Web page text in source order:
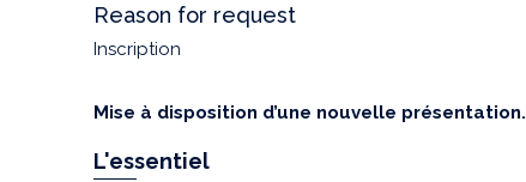
Reason for request
Inscription
Mise à disposition d’une nouvelle présentation.
L'essentiel